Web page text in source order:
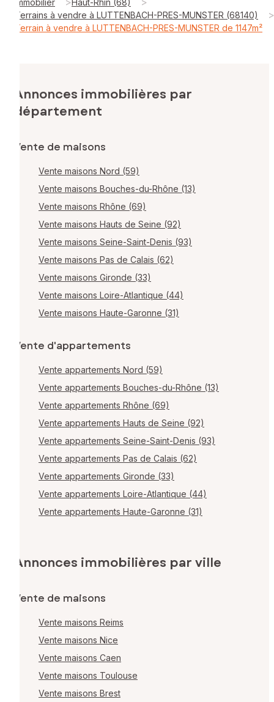
Immobilier Haut-Rhin (68)
Terrains à vendre à LUTTENBACH-PRES-MUNSTER (68140) >
Terrain à vendre à LUTTENBACH-PRES-MUNSTER de 1147m²
Annonces immobilières par
département
Vente de maisons
Vente maisons Nord (59)
Vente maisons Bouches-du-Rhône (13)
Vente maisons Rhône (69)
Vente maisons Hauts de Seine (92)
Vente maisons Seine-Saint-Denis (93)
Vente maisons Pas de Calais (62)
Vente maisons Gironde (33)
Vente maisons Loire-Atlantique (44)
Vente maisons Haute-Garonne (31)
Vente d'appartements
Vente appartements Nord (59)
Vente appartements Bouches-du-Rhône (13)
Vente appartements Rhône (69)
Vente appartements Hauts de Seine (92)
Vente appartements Seine-Saint-Denis (93)
Vente appartements Pas de Calais (62)
Vente appartements Gironde (33)
Vente appartements Loire-Atlantique (44)
Vente appartements Haute-Garonne (31)
Annonces immobilières par ville
Vente de maisons
Vente maisons Reims
Vente maisons Nice
Vente maisons Caen
Vente maisons Toulouse
Vente maisons Brest